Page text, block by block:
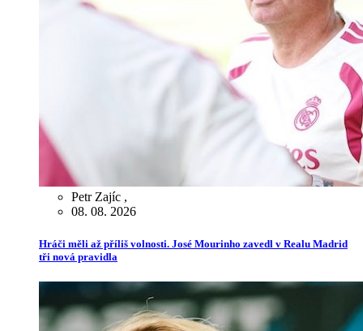
Petr Zajíc ,
08. 08. 2026
Hráči měli až příliš volnosti. José Mourinho zavedl v Realu Madrid
tři nová pravidla